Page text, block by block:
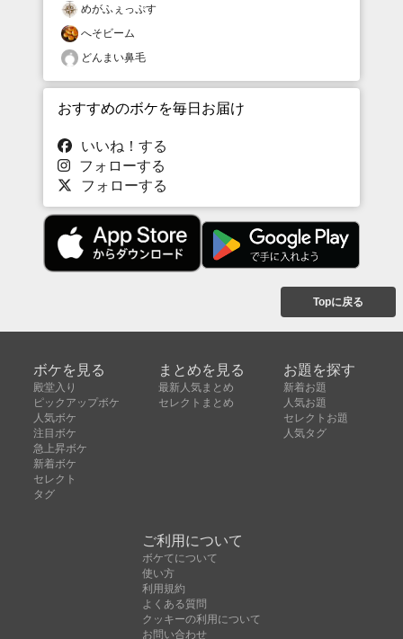
めがふぇっぷす
へそビーム
どんまい鼻毛
おすすめのボケを毎日お届け
いいね！する
フォローする
フォローする
Topに戻る
ボケを見る
殿堂入り
ピックアップボケ
人気ボケ
注目ボケ
急上昇ボケ
新着ボケ
セレクト
タグ
まとめを見る
最新人気まとめ
セレクトまとめ
お題を探す
新着お題
人気お題
セレクトお題
人気タグ
ご利用について
ボケてについて
使い方
利用規約
よくある質問
クッキーの利用について
お問い合わせ